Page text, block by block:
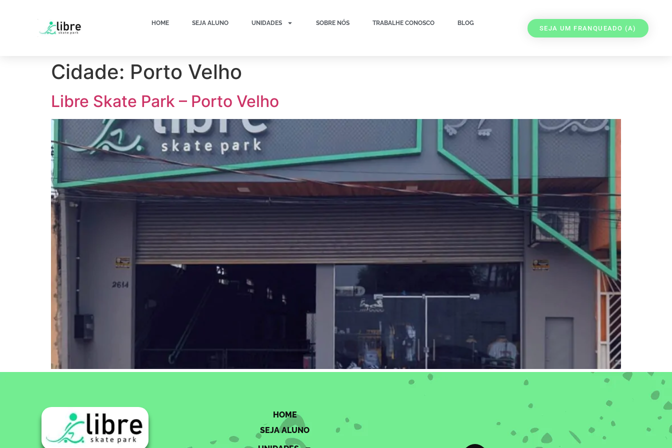
HOME SEJA ALUNO UNIDADES SOBRE NÓS TRABALHE CONOSCO BLOG
SEJA UM FRANQUEADO (A)
Cidade: Porto Velho
Libre Skate Park – Porto Velho
HOME
SEJA ALUNO